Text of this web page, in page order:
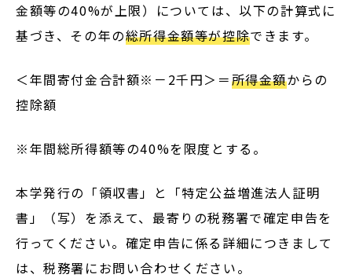
金額等の40%が上限）については、以下の計算式に
基づき、その年の総所得金額等が控除できます。
＜年間寄付金合計額※－2千円＞＝所得金額からの
控除額
※年間総所得額等の40%を限度とする。
本学発行の「領収書」と「特定公益増進法人証明
書」（写）を添えて、最寄りの税務署で確定申告を
行ってください。確定申告に係る詳細につきまして
は、税務署にお問い合わせください。